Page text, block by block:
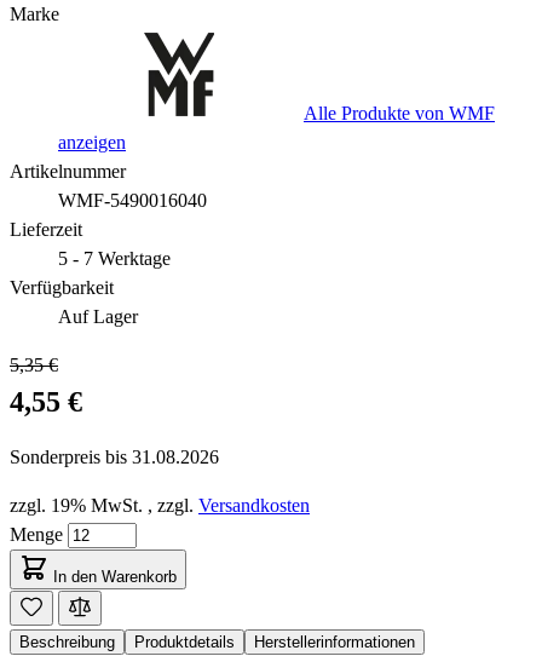
Marke
Alle Produkte von WMF
anzeigen
Artikelnummer
WMF-5490016040
Lieferzeit
5 - 7 Werktage
Verfügbarkeit
Auf Lager
5,35 €
4,55 €
Sonderpreis bis 31.08.2026
zzgl. 19% MwSt. , zzgl. Versandkosten
Menge
In den Warenkorb
Beschreibung Produktdetails Herstellerinformationen